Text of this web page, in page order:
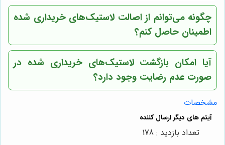
چگونه می‌توانم از اصالت لاستیک‌های خریداری شده
اطمینان حاصل کنم؟
آیا امکان بازگشت لاستیک‌های خریداری شده در
صورت عدم رضایت وجود دارد؟
مشخصات
تعداد بازدید : 178